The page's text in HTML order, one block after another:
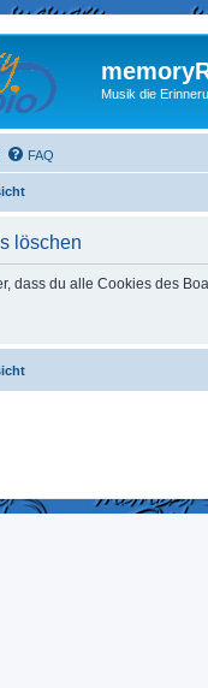
Musik die
FAQ
löschen
dass du alle Cookies des